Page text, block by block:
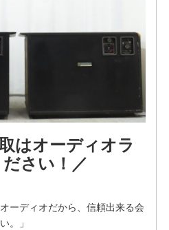
はオーディオラ
さい！／
ーディオだから、信頼出来る会
。」